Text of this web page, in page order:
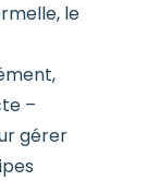
le
–
gérer